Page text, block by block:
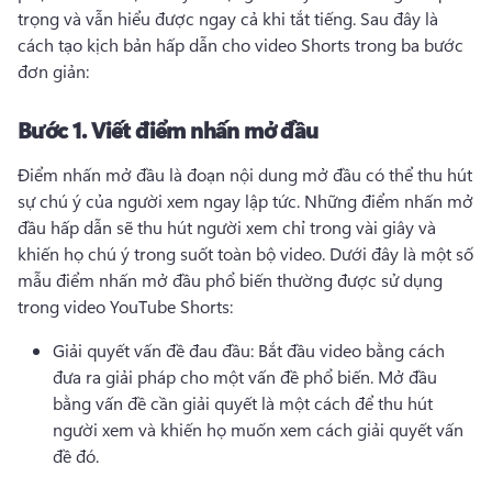
trọng và vẫn hiểu được ngay cả khi tắt tiếng. Sau đây là
cách tạo kịch bản hấp dẫn cho video Shorts trong ba bước
đơn giản:
Bước 1.Viết điểm nhấn mở đầu
Điểm nhấn mở đầu là đoạn nội dung mở đầu có thể thu hút
sự chú ý của người xem ngay lập tức. Những điểm nhấn mở
đầu hấp dẫn sẽ thu hút người xem chỉ trong vài giây và
khiến họ chú ý trong suốt toàn bộ video. Dưới đây là một số
mẫu điểm nhấn mở đầu phổ biến thường được sử dụng
trong video YouTube Shorts:
Giải quyết vấn đề đau đầu: Bắt đầu video bằng cách
đưa ra giải pháp cho một vấn đề phổ biến. Mở đầu
bằng vấn đề cần giải quyết là một cách để thu hút
người xem và khiến họ muốn xem cách giải quyết vấn
đề đó.